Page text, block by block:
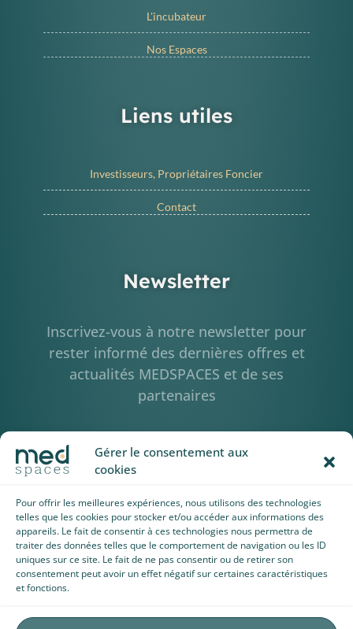
Gérer le consentement aux
cookies
Pour offrir les meilleures expériences, nous utilisons des technologies
telles que les cookies pour stocker et/ou accéder aux informations des
appareils. Le fait de consentir à ces technologies nous permettra de
traiter des données telles que le comportement de navigation ou les ID
uniques sur ce site. Le fait de ne pas consentir ou de retirer son
consentement peut avoir un effet négatif sur certaines caractéristiques
et fonctions.
L'incubateur
Nos Espaces
Liens utiles
Investisseurs, Propriétaires Foncier
Contact
Newsletter
Inscrivez-vous à notre newsletter pour
rester informé des dernières offres et
actualités MEDSPACES et de ses
partenaires